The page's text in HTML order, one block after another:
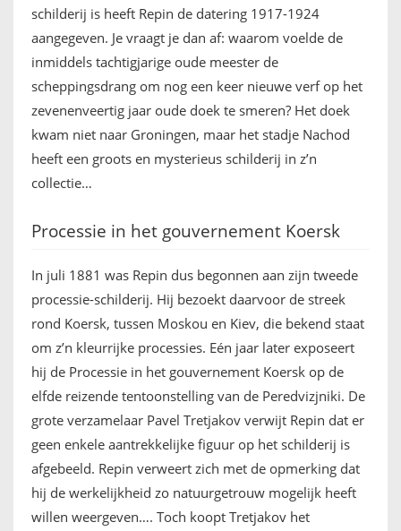
schilderij is heeft Repin de datering 1917-1924
aangegeven. Je vraagt je dan af: waarom voelde de
inmiddels tachtigjarige oude meester de
scheppingsdrang om nog een keer nieuwe verf op het
zevenenveertig jaar oude doek te smeren? Het doek
kwam niet naar Groningen, maar het stadje Nachod
heeft een groots en mysterieus schilderij in z’n
collectie…
Processie in het gouvernement Koersk
In juli 1881 was Repin dus begonnen aan zijn tweede
processie-schilderij. Hij bezoekt daarvoor de streek
rond Koersk, tussen Moskou en Kiev, die bekend staat
om z’n kleurrijke processies. Eén jaar later exposeert
hij de Processie in het gouvernement Koersk op de
elfde reizende tentoonstelling van de Peredvizjniki. De
grote verzamelaar Pavel Tretjakov verwijt Repin dat er
geen enkele aantrekkelijke figuur op het schilderij is
afgebeeld. Repin verweert zich met de opmerking dat
hij de werkelijkheid zo natuurgetrouw mogelijk heeft
willen weergeven…. Toch koopt Tretjakov het